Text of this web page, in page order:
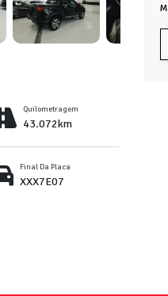
Quilometragem
43.072km
Final Da Placa
XXX7E07